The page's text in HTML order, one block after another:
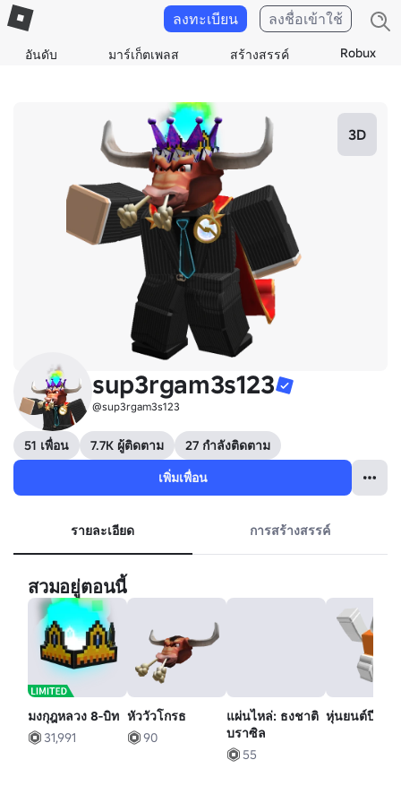
อันดับ มาร์เก็ตเพลส สร้างสรรค์ Robux
ลงทะเบียน ลงชื่อเข้าใช้
3D
sup3rgam3s123
@sup3rgam3s123
51 เพื่อน 7.7K ผู้ติดตาม
27 กำลังติดตาม
เพิ่มเพื่อน
รายละเอียด การสร้างสรรค์
สวมอยู่ตอนนี้
มงกุฎหลวง 8-บิท
31,991
หัววัวโกรธ
90
แผ่นไหล่: ธงชาติ
บราซิล
55
หุ่นยนต์ปีนเข